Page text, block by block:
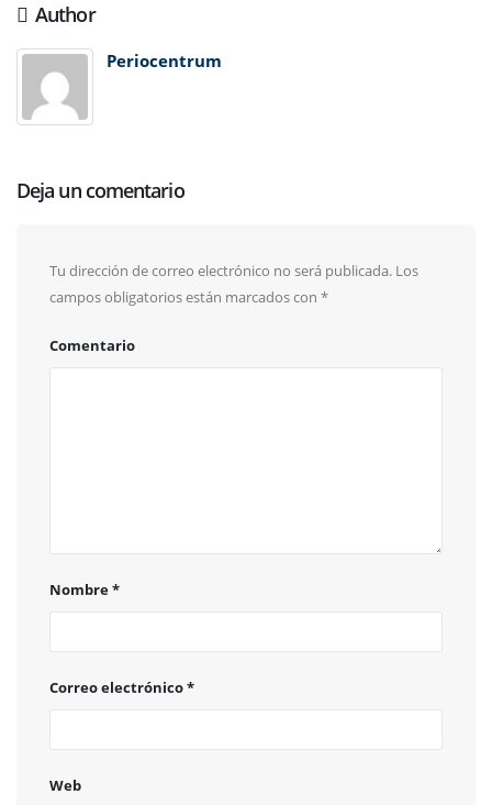
Author
Periocentrum
Deja un comentario
Tu dirección de correo electrónico no será publicada. Los
campos obligatorios están marcados con *
Comentario
Nombre*
Correo electrónico*
Web